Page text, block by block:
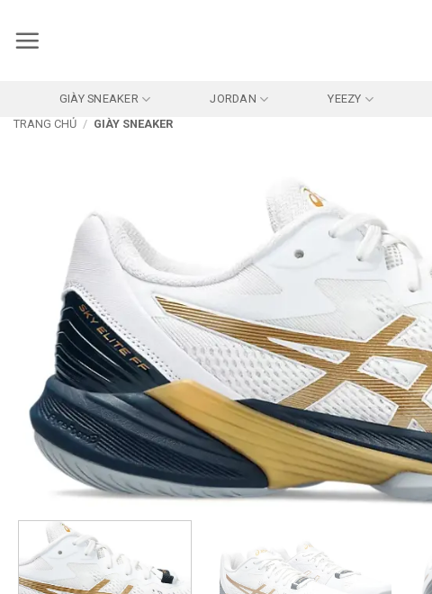
qua
GIÀY SNEAKER JORDAN YEEZY
TRANG CHỦ / GIÀY SNEAKER